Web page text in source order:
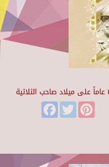
FacebookTwitter